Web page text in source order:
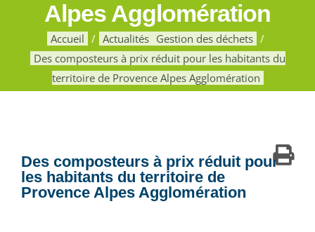
Alpes Agglomération
Accueil Actualités Gestion des déchets
Des composteurs à prix réduit pour les habitants du
territoire de Provence Alpes Agglomération
Des composteurs à prix réduit pour
les habitants du territoire de
Provence Alpes Agglomération